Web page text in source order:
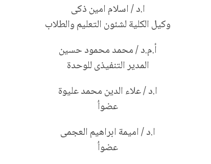
ا.د / اسلام امين ذكى
وكيل الكلية لشئون التعليم والطلاب
أ.م.د / محمد محمود حسين
المدير التنفيذى للوحدة
ا.د / علاء الدين محمد عليوة
عضواُ
ا.د / اميمة ابراهيم العجمى
عضواُ